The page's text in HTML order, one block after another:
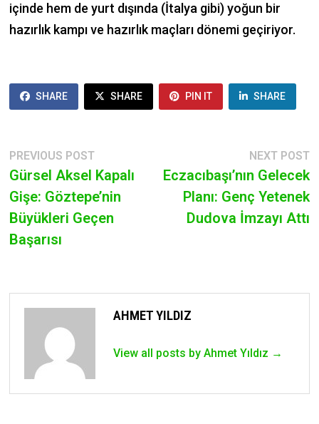
içinde hem de yurt dışında (İtalya gibi) yoğun bir
hazırlık kampı ve hazırlık maçları dönemi geçiriyor.
SHARE SHARE PIN IT SHARE
POST
NAVIGATION
PREVIOUS POSTPrevious
post:
Gürsel Aksel Kapalı
Gişe: Göztepe’nin
Büyükleri Geçen
Başarısı
NEXT POST
Eczacıbaşı’nın Gelecek
Planı: Genç Yetenek
Dudova İmzayı Attı
AHMET YILDIZ
View all posts by Ahmet Yıldız →